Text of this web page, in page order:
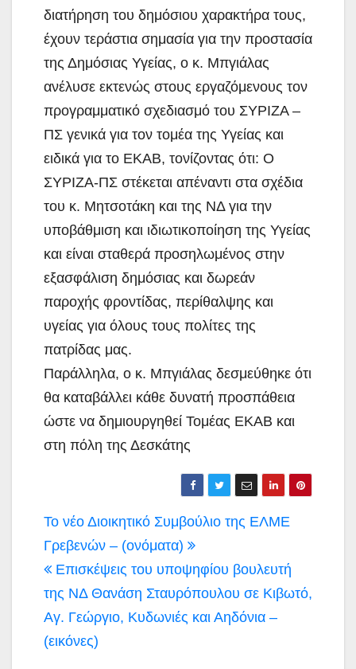
διατήρηση του δημόσιου χαρακτήρα τους,
έχουν τεράστια σημασία για την προστασία
της Δημόσιας Υγείας, ο κ. Μπγιάλας
ανέλυσε εκτενώς στους εργαζόμενους τον
προγραμματικό σχεδιασμό του ΣΥΡΙΖΑ –
ΠΣ γενικά για τον τομέα της Υγείας και
ειδικά για το ΕΚΑΒ, τονίζοντας ότι: Ο
ΣΥΡΙΖΑ-ΠΣ στέκεται απέναντι στα σχέδια
του κ. Μητσοτάκη και της ΝΔ για την
υποβάθμιση και ιδιωτικοποίηση της Υγείας
και είναι σταθερά προσηλωμένος στην
εξασφάλιση δημόσιας και δωρεάν
παροχής φροντίδας, περίθαλψης και
υγείας για όλους τους πολίτες της
πατρίδας μας.
Παράλληλα, ο κ. Μπγιάλας δεσμεύθηκε ότι
θα καταβάλλει κάθε δυνατή προσπάθεια
ώστε να δημιουργηθεί Τομέας ΕΚΑΒ και
στη πόλη της Δεσκάτης
Πλοήγηση
άρθρων
Το νέο Διοικητικό Συμβούλιο της ΕΛΜΕ
Γρεβενών – (ονόματα)
Επισκέψεις του υποψηφίου βουλευτή
της ΝΔ Θανάση Σταυρόπουλου σε Κιβωτό,
Αγ. Γεώργιο, Κυδωνιές και Αηδόνια –
(εικόνες)